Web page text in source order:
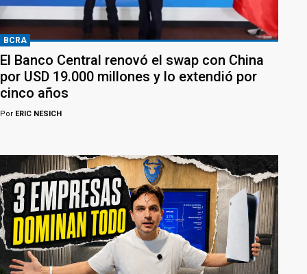
BCRA
El Banco Central renovó el swap con China
por USD 19.000 millones y lo extendió por
cinco años
Por ERIC NESICH